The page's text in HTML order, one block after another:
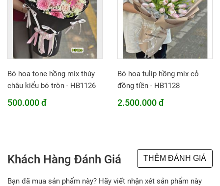
Bó hoa tone hồng mix thúy
châu kiểu bó tròn - HB1126
500.000 đ
Bó hoa tulip hồng mix cỏ
đồng tiền - HB1128
2.500.000 đ
Khách Hàng Đánh Giá THÊM ĐÁNH GIÁ
Bạn đã mua sản phẩm này? Hãy viết nhận xét sản phẩm này